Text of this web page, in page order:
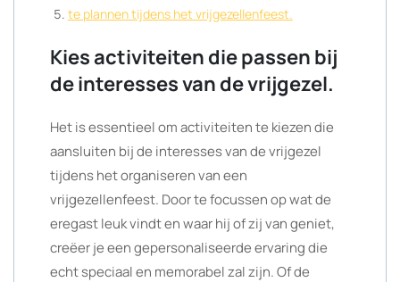
te plannen tijdens het vrijgezellenfeest.
Kies activiteiten die passen bij
de interesses van de vrijgezel.
Het is essentieel om activiteiten te kiezen die
aansluiten bij de interesses van de vrijgezel
tijdens het organiseren van een
vrijgezellenfeest. Door te focussen op wat de
eregast leuk vindt en waar hij of zij van geniet,
creëer je een gepersonaliseerde ervaring die
echt speciaal en memorabel zal zijn. Of de